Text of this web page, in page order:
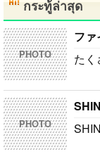
し
)..
กระทู้ล่าสุด
PHOTO
ファ
たく
PHOTO